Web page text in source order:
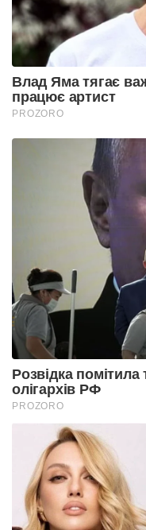
Влад Яма тягає
працює артист
PROZORO
Розвідка
олігархів РФ
PROZORO